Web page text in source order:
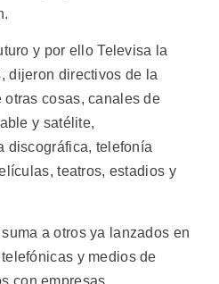
y por ello Televisa la
dijeron directivos de la
otras cosas, canales de
y satélite,
discográfica, telefonía
teatros, estadios y
a otros ya lanzados en
y medios de
con empresas